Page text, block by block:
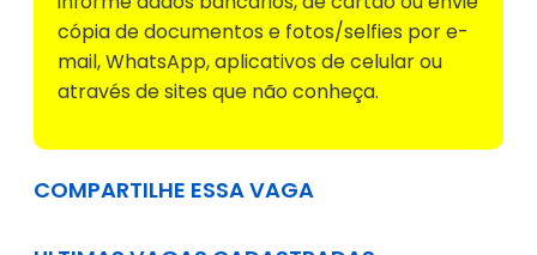
cópia de documentos e fotos/selfies por e-
mail, WhatsApp, aplicativos de celular ou
através de sites que não conheça.
COMPARTILHE ESSA VAGA